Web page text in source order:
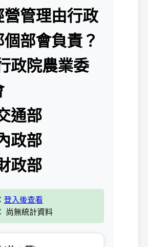
營管理由行政
個部會負責？
政院農業委
通部
政部
政部
登入後查看
尚無統計資料